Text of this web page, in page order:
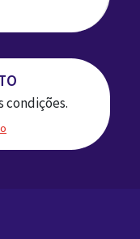
condições.